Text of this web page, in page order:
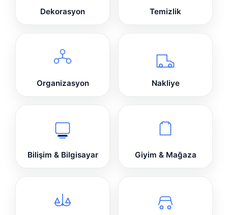
Dekorasyon Temizlik
Organizasyon Nakliye
Bilişim & Bilgisayar Giyim & Mağaza